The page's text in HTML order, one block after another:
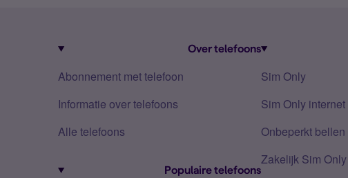
Over telefoons
Abonnement met telefoon
Informatie over telefoons
Alle telefoons
Populaire telefoons
Sim Only
Sim Only internet
Onbeperkt bellen
Zakelijk Sim